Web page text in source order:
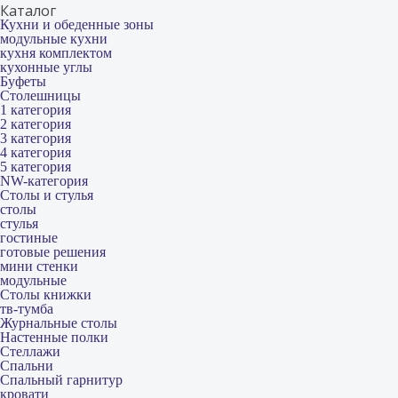
Каталог
Кухни и обеденные зоны
модульные кухни
кухня комплектом
кухонные углы
Буфеты
Столешницы
1 категория
2 категория
3 категория
4 категория
5 категория
NW-категория
Столы и стулья
столы
стулья
гостиные
готовые решения
мини стенки
модульные
Столы книжки
тв-тумба
Журнальные столы
Настенные полки
Стеллажи
Спальни
Спальный гарнитур
кровати